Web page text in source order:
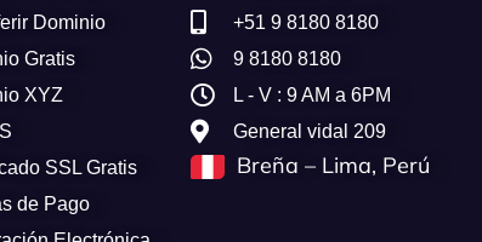
Dominio
Gratis
XYZ
SSL Gratis
de Pago
+51 9 8180 8180
9 8180 8180
L - V : 9 AM a 6PM
General vidal 209
Breña – Lima, Perú